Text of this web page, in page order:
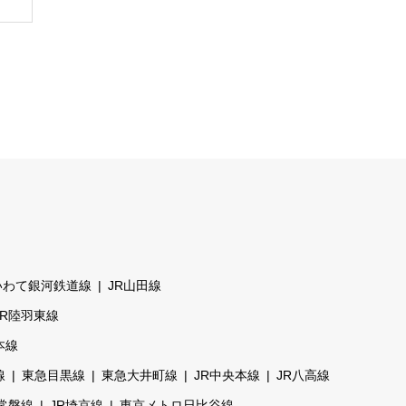
わて銀河鉄道線 JR山田線
陸羽東線
線
東急目黒線 東急大井町線 JR中央本線 JR八高線